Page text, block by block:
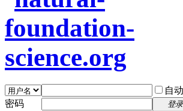
自
密码
登录